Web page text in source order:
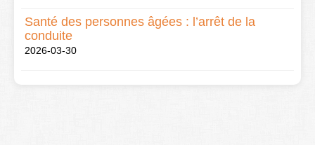
Santé des personnes âgées : l’arrêt de la
conduite
2026-03-30